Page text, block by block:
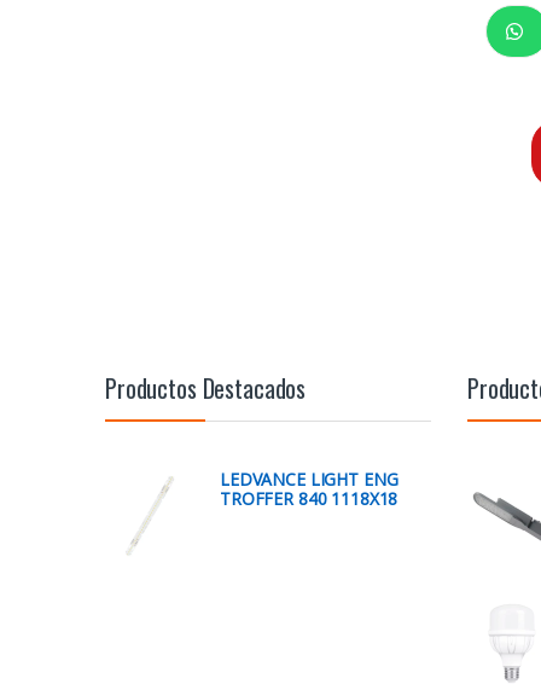
Productos Destacados
LEDVANCE LIGHT ENG
TROFFER 840 1118X18